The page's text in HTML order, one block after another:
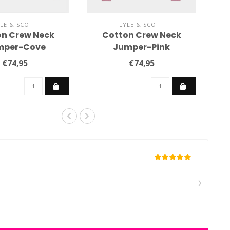
& SCOTT
Crew Neck
Cove
€74,95
LYLE & SCOTT
Cotton Crew Neck
Jumper-Pink
€74,95